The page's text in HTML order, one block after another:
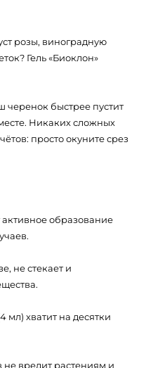
розы, виноградную
Гель «Биоклон»
черенок быстрее пустит
Никаких сложных
просто окуните срез
активное образование
не стекает и
хватит на десятки
не вредит растениям и